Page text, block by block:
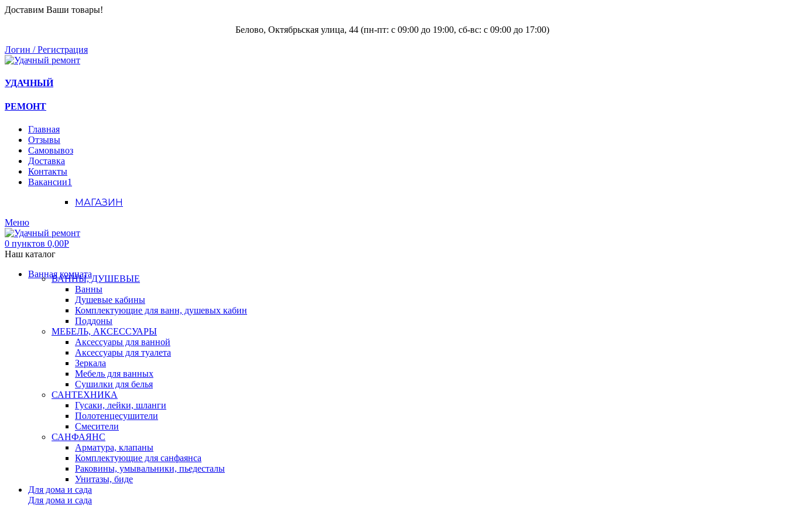
Доставим Ваши товары!
Белово, Октябрьская улица, 44 (пн-пт: с 09:00 до 19:00, сб-вс: с 09:00 до 17:00)
Логин / Регистрация
УДАЧНЫЙ
РЕМОНТ
Главная
Отзывы
Самовывоз
Доставка
Контакты
Вакансии1
МАГАЗИН
Меню
0 пунктов 0,00Р
Наш каталог
Ванная комната
ВАННЫ, ДУШЕВЫЕ
Ванны
Душевые кабины
Комплектующие для ванн, душевых кабин
Поддоны
МЕБЕЛЬ, АКСЕССУАРЫ
Аксессуары для ванной
Аксессуары для туалета
Зеркала
Мебель для ванных
Сушилки для белья
САНТЕХНИКА
Гусаки, лейки, шланги
Полотенцесушители
Смесители
САНФАЯНС
Арматура, клапаны
Комплектующие для санфаянса
Раковины, умывальники, пьедесталы
Унитазы, биде
Для дома и сада
Для дома и сада